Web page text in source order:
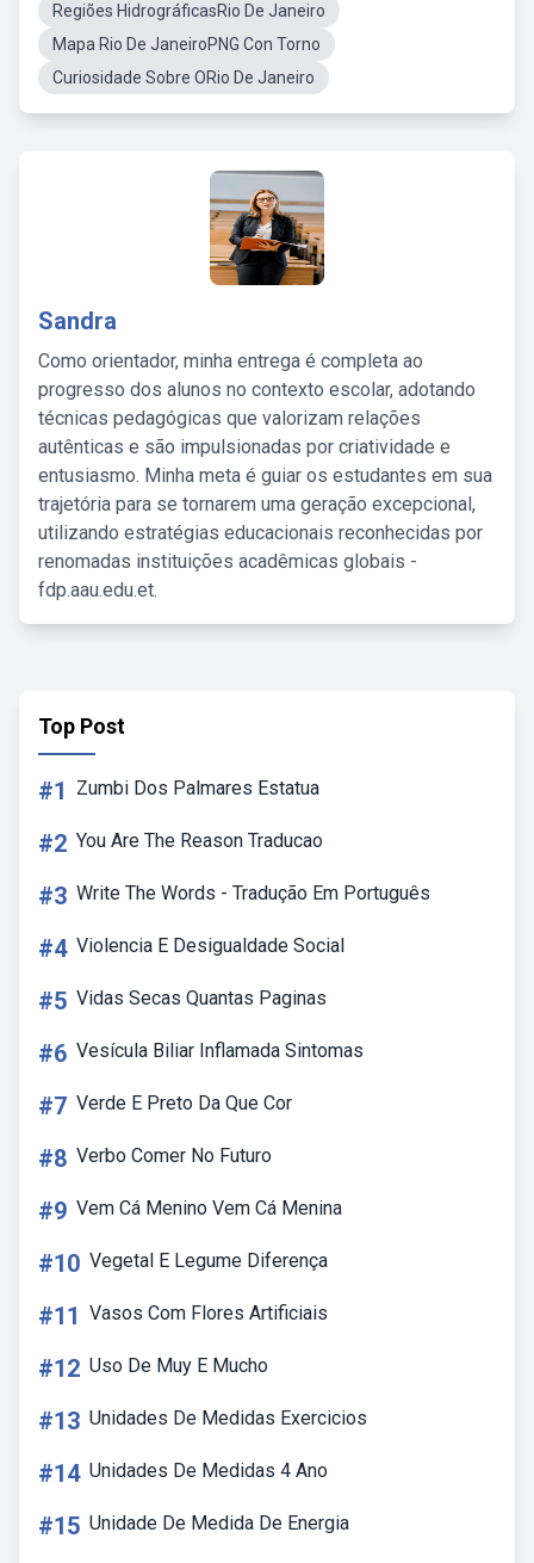
Regiões HidrográficasRio De Janeiro
Mapa Rio De JaneiroPNG Con Torno
Curiosidade Sobre ORio De Janeiro
Sandra
Como orientador, minha entrega é completa ao
progresso dos alunos no contexto escolar, adotando
técnicas pedagógicas que valorizam relações
autênticas e são impulsionadas por criatividade e
entusiasmo. Minha meta é guiar os estudantes em sua
trajetória para se tornarem uma geração excepcional,
utilizando estratégias educacionais reconhecidas por
renomadas instituições acadêmicas globais -
fdp.aau.edu.et.
Top Post
#1 Zumbi Dos Palmares Estatua
#2 You Are The Reason Traducao
#3 Write The Words - Tradução Em Português
#4 Violencia E Desigualdade Social
#5 Vidas Secas Quantas Paginas
#6 Vesícula Biliar Inflamada Sintomas
#7 Verde E Preto Da Que Cor
#8 Verbo Comer No Futuro
#9 Vem Cá Menino Vem Cá Menina
#10 Vegetal E Legume Diferença
#11 Vasos Com Flores Artificiais
#12 Uso De Muy E Mucho
#13 Unidades De Medidas Exercicios
#14 Unidades De Medidas 4 Ano
#15 Unidade De Medida De Energia